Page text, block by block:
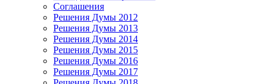
Соглашения
Решения Думы 2012
Решения Думы 2013
Решения Думы 2014
Решения Думы 2015
Решения Думы 2016
Решения Думы 2017